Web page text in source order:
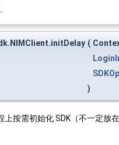
(
)
上按需初始化 SDK（不一定放